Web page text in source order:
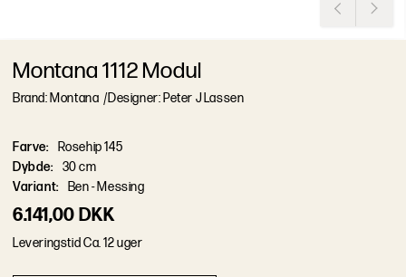
6.141,00 DKK
Leveringstid Ca. 12 uger
Montana 1112 Modul
Brand: Montana /Designer: Peter J Lassen
Farve:
Rosehip 145
Dybde:
30 cm
Variant: Ben - Messing